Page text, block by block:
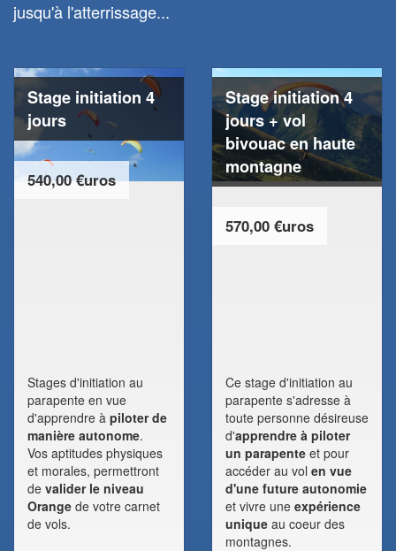
jusqu'à l'atterrissage...
Stage initiation 4
jours
540,00 €uros
Stages d'initiation au
parapente en vue
d'apprendre à piloter de
manière autonome.
Vos aptitudes physiques
et morales, permettront
de valider le niveau
Orange de votre carnet
de vols.
Stage initiation 4
jours + vol
bivouac en haute
montagne
570,00 €uros
Ce stage d'initiation au
parapente s'adresse à
toute personne désireuse
d'apprendre à piloter
un parapente et pour
accéder au vol en vue
d'une future autonomie
et vivre une expérience
unique au coeur des
montagnes.